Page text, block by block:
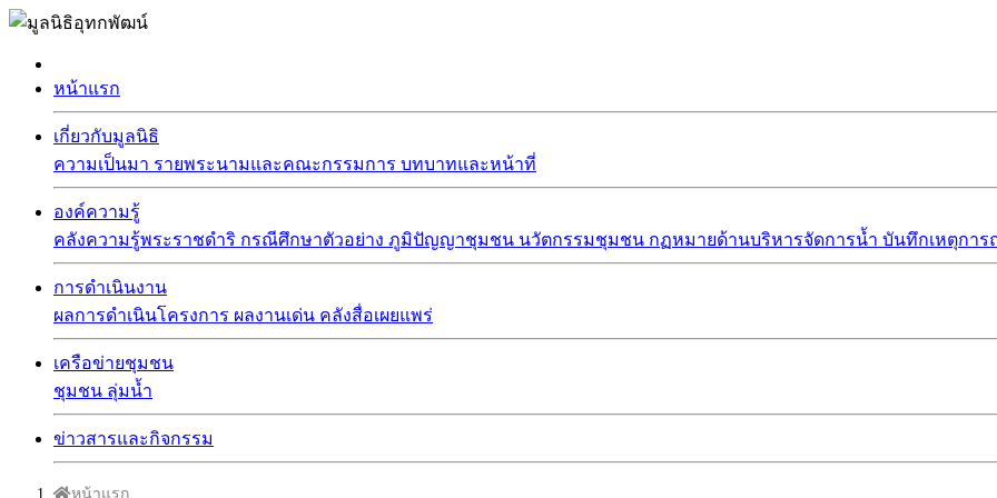
หน้าแรก
เกี่ยวกับมูลนิธิ
ความเป็นมา รายพระนามและคณะกรรมการ บทบาทและหน้าที่
องค์ความรู้
คลังความรู้พระราชดำริ กรณีศึกษาตัวอย่าง ภูมิปัญญาชุมชน นวัตกรรมชุมชน กฏหมายด้านบริหารจัดการน้ำ บันทึกเหตุกา
การดำเนินงาน
ผลการดำเนินโครงการ ผลงานเด่น คลังสื่อเผยแพร่
เครือข่ายชุมชน
ชุมชน ลุ่มน้ำ
ข่าวสารและกิจกรรม
หน้าแรก